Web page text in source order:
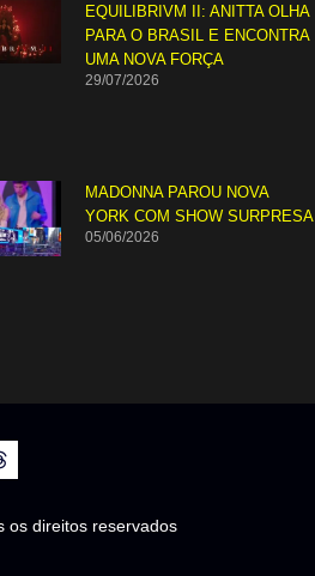
EQUILIBRIVM II: ANITTA OLHA
PARA O BRASIL E ENCONTRA
UMA NOVA FORÇA
29/07/2026
MADONNA PAROU NOVA
YORK COM SHOW SURPRESA
05/06/2026
os direitos reservados